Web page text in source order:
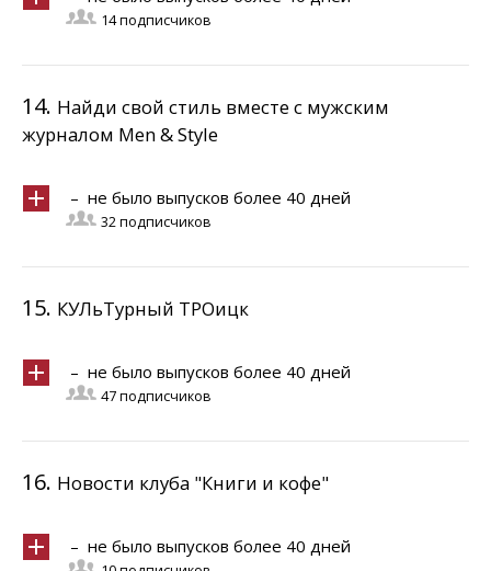
14 подписчиков
14. Найди свой стиль вместе с мужским
журналом Men & Style
– не было выпусков более 40 дней
32 подписчиков
15. КУЛьТурный ТРОицк
– не было выпусков более 40 дней
47 подписчиков
16. Новости клуба "Книги и кофе"
– не было выпусков более 40 дней